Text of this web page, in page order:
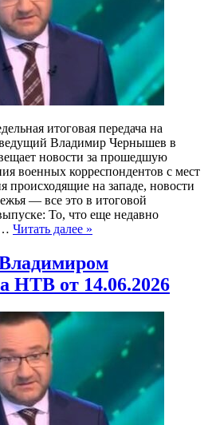
итоговая передача на
Владимир Чернышев в
новости за прошедшую
военных корреспондентов с мест
на западе, новости
— все это в итоговой
То, что еще недавно
Читать далее »
от 14.06.2026